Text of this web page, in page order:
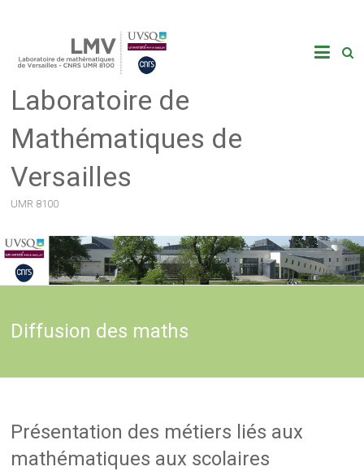
Laboratoire de
Mathématiques de
Versailles
UMR 8100
Diffusion des maths
Présentation des métiers liés aux
mathématiques aux scolaires